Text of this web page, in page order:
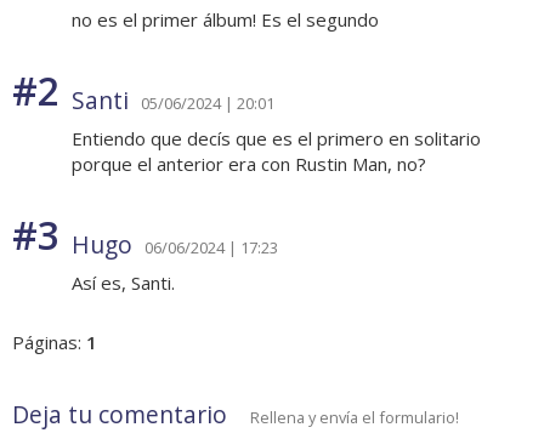
no es el primer álbum! Es el segundo
#2 Santi 05/06/2024 | 20:01
Entiendo que decís que es el primero en solitario
porque el anterior era con Rustin Man, no?
#3 Hugo 06/06/2024 | 17:23
Así es, Santi.
Páginas: 1
Deja tu comentario Rellena y envía el formulario!